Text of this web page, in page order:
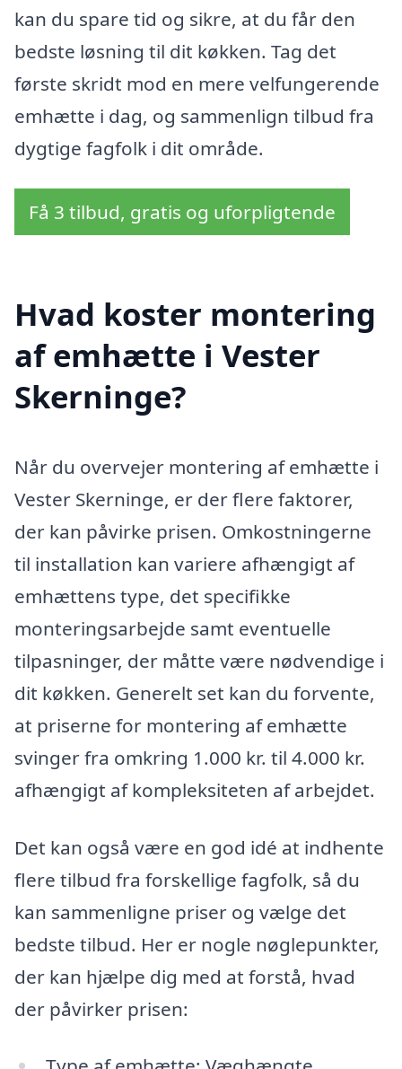
kan du spare tid og sikre, at du får den
bedste løsning til dit køkken. Tag det
første skridt mod en mere velfungerende
emhætte i dag, og sammenlign tilbud fra
dygtige fagfolk i dit område.
Få 3 tilbud, gratis og uforpligtende
Hvad koster montering
af emhætte i Vester
Skerninge?
Når du overvejer montering af emhætte i
Vester Skerninge, er der flere faktorer,
der kan påvirke prisen. Omkostningerne
til installation kan variere afhængigt af
emhættens type, det specifikke
monteringsarbejde samt eventuelle
tilpasninger, der måtte være nødvendige i
dit køkken. Generelt set kan du forvente,
at priserne for montering af emhætte
svinger fra omkring 1.000 kr. til 4.000 kr.
afhængigt af kompleksiteten af arbejdet.
Det kan også være en god idé at indhente
flere tilbud fra forskellige fagfolk, så du
kan sammenligne priser og vælge det
bedste tilbud. Her er nogle nøglepunkter,
der kan hjælpe dig med at forstå, hvad
der påvirker prisen: